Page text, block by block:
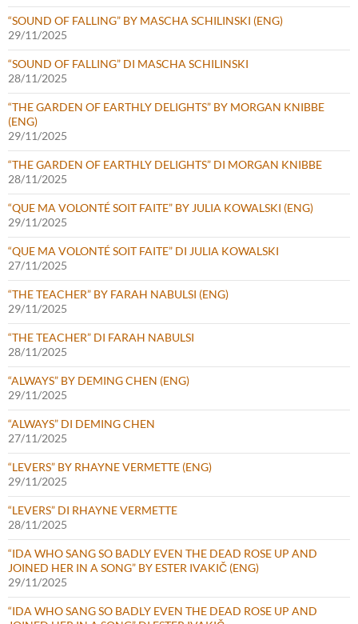
“SOUND OF FALLING” BY MASCHA SCHILINSKI (ENG)
29/11/2025
“SOUND OF FALLING” DI MASCHA SCHILINSKI
28/11/2025
“THE GARDEN OF EARTHLY DELIGHTS” BY MORGAN KNIBBE
(ENG)
29/11/2025
“THE GARDEN OF EARTHLY DELIGHTS” DI MORGAN KNIBBE
28/11/2025
“QUE MA VOLONTÉ SOIT FAITE” BY JULIA KOWALSKI (ENG)
29/11/2025
“QUE MA VOLONTÉ SOIT FAITE” DI JULIA KOWALSKI
27/11/2025
“THE TEACHER” BY FARAH NABULSI (ENG)
29/11/2025
“THE TEACHER” DI FARAH NABULSI
28/11/2025
“ALWAYS” BY DEMING CHEN (ENG)
29/11/2025
“ALWAYS” DI DEMING CHEN
27/11/2025
“LEVERS” BY RHAYNE VERMETTE (ENG)
29/11/2025
“LEVERS” DI RHAYNE VERMETTE
28/11/2025
“IDA WHO SANG SO BADLY EVEN THE DEAD ROSE UP AND
JOINED HER IN A SONG” BY ESTER IVAKIČ (ENG)
29/11/2025
“IDA WHO SANG SO BADLY EVEN THE DEAD ROSE UP AND